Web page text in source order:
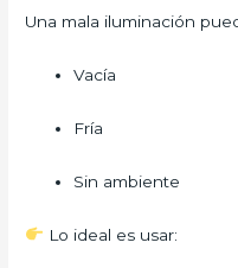
Una mala iluminación
Vacía
Fría
Sin ambiente
Lo ideal es usar: